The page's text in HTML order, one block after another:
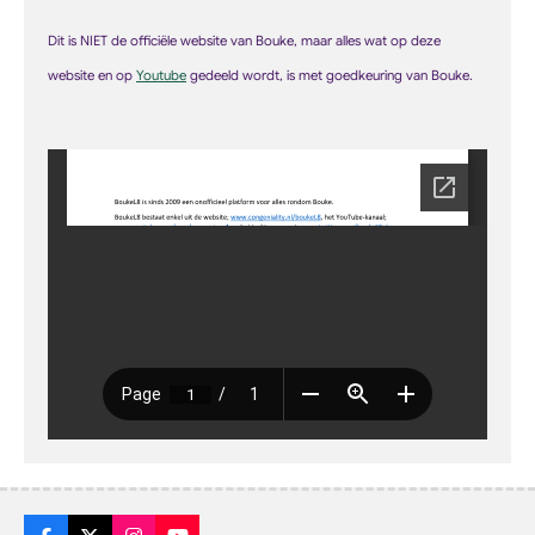
Dit is NIET de officiële website van Bouke, maar alles wat op deze
website en op Youtube gedeeld wordt, is met goedkeuring van Bouke.